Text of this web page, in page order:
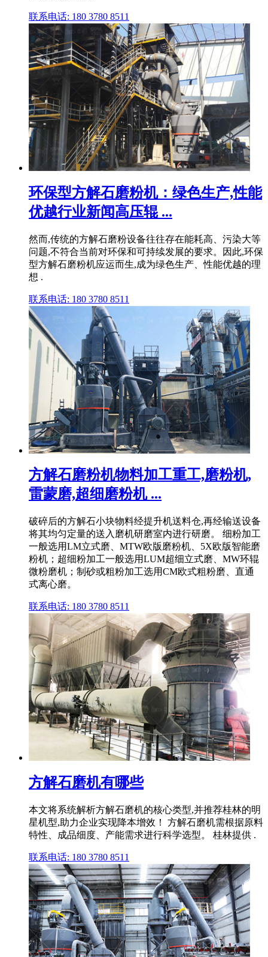
联系电话: 180 3780 8511
环保型方解石磨粉机：绿色生产,性能
优越行业新闻高压辊 ...
然而,传统的方解石磨粉设备往往存在能耗高、污染大等
问题,不符合当前对环保和可持续发展的要求。因此,环保
型方解石磨粉机应运而生,成为绿色生产、性能优越的理
想 .
联系电话: 180 3780 8511
方解石磨粉机物料加工重工,磨粉机,
雷蒙磨,超细磨粉机 ...
破碎后的方解石小块物料经提升机送料仓,再经输送设备
将其均匀定量的送入磨机研磨室内进行研磨。 细粉加工
一般选用LM立式磨、MTW欧版磨粉机、5X欧版智能磨
粉机；超细粉加工一般选用LUM超细立式磨、MW环辊
微粉磨机；制砂或粗粉加工选用CM欧式粗粉磨、直通
式离心磨。
联系电话: 180 3780 8511
方解石磨机有哪些
本文将系统解析方解石磨机的核心类型,并推荐桂林的明
星机型,助力企业实现降本增效！ 方解石磨机需根据原料
特性、成品细度、产能需求进行科学选型。 桂林提供 .
联系电话: 180 3780 8511